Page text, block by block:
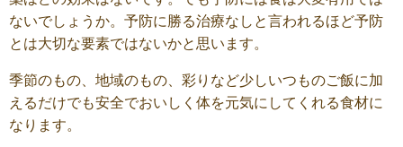
ないでしょうか。予防に勝る治療なしと言われるほど予防
とは大切な要素ではないかと思います。
季節のもの、地域のもの、彩りなど少しいつものご飯に加
えるだけでも安全でおいしく体を元気にしてくれる食材に
なります。